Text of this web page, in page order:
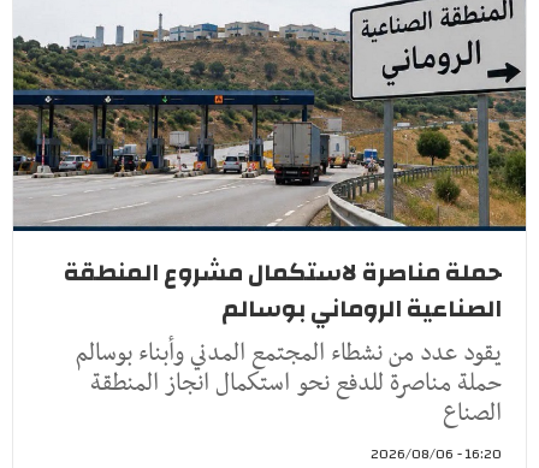
حملة مناصرة لاستكمال مشروع المنطقة
الصناعية الروماني بوسالم
يقود عدد من نشطاء المجتمع المدني وأبناء بوسالم
حملة مناصرة للدفع نحو استكمال انجاز المنطقة
الصناع
16:20 - 2026/08/06